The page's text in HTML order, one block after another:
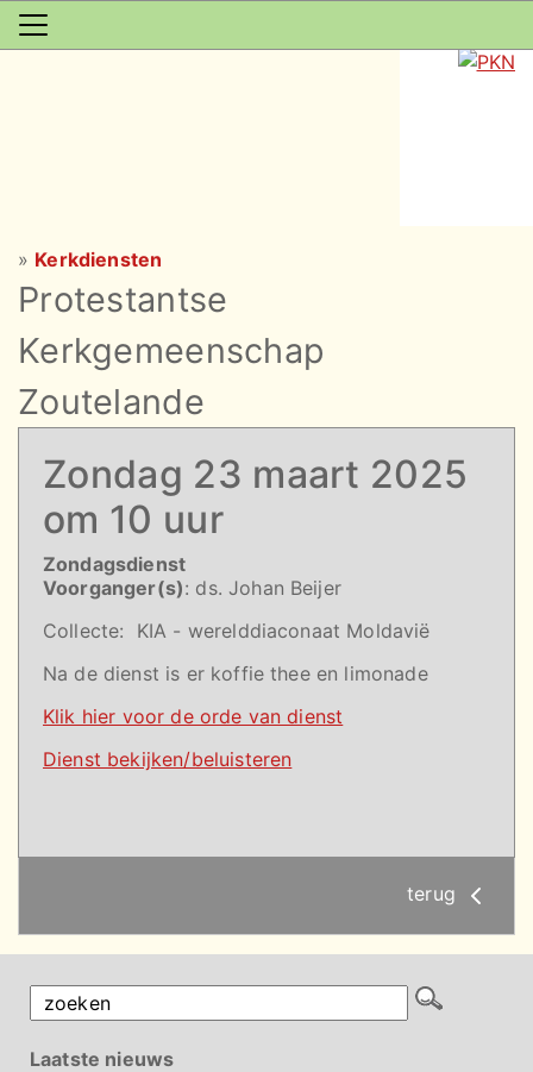
» Kerkdiensten
Protestantse
Kerkgemeenschap
Zoutelande
Zondag 23 maart 2025
om 10 uur
Zondagsdienst
Voorganger(s): ds. Johan Beijer
Collecte: KIA - werelddiaconaat Moldavië
Na de dienst is er koffie thee en limonade
Klik hier voor de orde van dienst
Dienst bekijken/beluisteren
terug
Laatste nieuws